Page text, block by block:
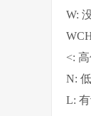
W:
<:
N:
L: